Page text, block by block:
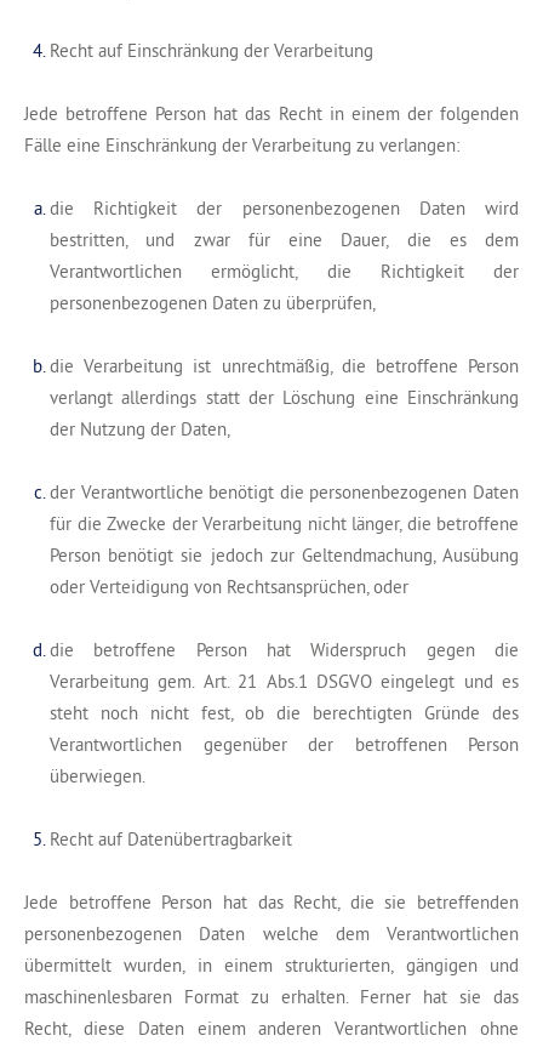
Recht auf Einschränkung der Verarbeitung
Jede betroffene Person hat das Recht in einem der folgenden
Fälle eine Einschränkung der Verarbeitung zu verlangen:
die Richtigkeit der personenbezogenen Daten wird
bestritten, und zwar für eine Dauer, die es dem
Verantwortlichen ermöglicht, die Richtigkeit der
personenbezogenen Daten zu überprüfen,
die Verarbeitung ist unrechtmäßig, die betroffene Person
verlangt allerdings statt der Löschung eine Einschränkung
der Nutzung der Daten,
der Verantwortliche benötigt die personenbezogenen Daten
für die Zwecke der Verarbeitung nicht länger, die betroffene
Person benötigt sie jedoch zur Geltendmachung, Ausübung
oder Verteidigung von Rechtsansprüchen, oder
die betroffene Person hat Widerspruch gegen die
Verarbeitung gem. Art. 21 Abs.1 DSGVO eingelegt und es
steht noch nicht fest, ob die berechtigten Gründe des
Verantwortlichen gegenüber der betroffenen Person
überwiegen.
Recht auf Datenübertragbarkeit
Jede betroffene Person hat das Recht, die sie betreffenden
personenbezogenen Daten welche dem Verantwortlichen
übermittelt wurden, in einem strukturierten, gängigen und
maschinenlesbaren Format zu erhalten. Ferner hat sie das
Recht, diese Daten einem anderen Verantwortlichen ohne